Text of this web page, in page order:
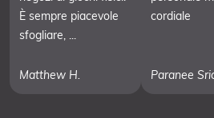
È sempre piacevole
sfogliare, ...
Matthew H.
cordiale
Paranee